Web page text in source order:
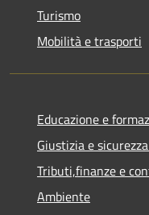
Turismo
Mobilità e trasporti
Educazione e
Giustizia e
Tributi,finanze e
Ambiente